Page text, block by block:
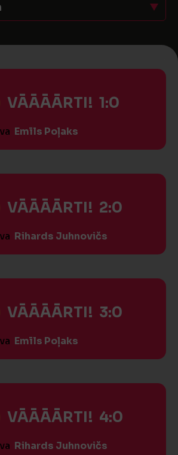
VĀĀĀĀRTI! 1:0
Emīls Poļaks
VĀĀĀĀRTI! 2:0
Rihards Juhnovičs
VĀĀĀĀRTI! 3:0
Emīls Poļaks
VĀĀĀĀRTI! 4:0
Rihards Juhnovičs